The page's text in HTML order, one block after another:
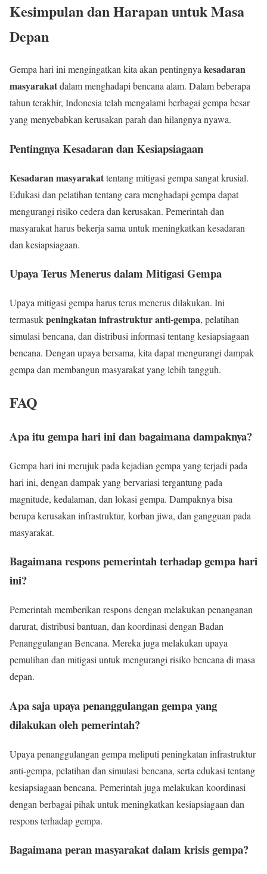
Kesimpulan dan Harapan untuk Masa
Depan
Gempa hari ini mengingatkan kita akan pentingnyakesadaran
masyarakatdalam menghadapi bencana alam. Dalam beberapa
tahun terakhir, Indonesia telah mengalami berbagai gempa besar
yang menyebabkan kerusakan parah dan hilangnya nyawa.
Pentingnya Kesadaran dan Kesiapsiagaan
Kesadaran masyarakattentang mitigasi gempa sangat krusial.
Edukasi dan pelatihan tentang cara menghadapi gempa dapat
mengurangi risiko cedera dan kerusakan. Pemerintah dan
masyarakat harus bekerja sama untuk meningkatkan kesadaran
dan kesiapsiagaan.
Upaya Terus Menerus dalam Mitigasi Gempa
Upaya mitigasi gempa harus terus menerus dilakukan. Ini
termasukpeningkatan infrastruktur anti-gempa, pelatihan
simulasi bencana, dan distribusi informasi tentang kesiapsiagaan
bencana. Dengan upaya bersama, kita dapat mengurangi dampak
gempa dan membangun masyarakat yang lebih tangguh.
FAQ
Apa itu gempa hari ini dan bagaimana dampaknya?
Gempa hari ini merujuk pada kejadian gempa yang terjadi pada
hari ini, dengan dampak yang bervariasi tergantung pada
magnitude, kedalaman, dan lokasi gempa. Dampaknya bisa
berupa kerusakan infrastruktur, korban jiwa, dan gangguan pada
masyarakat.
Bagaimana respons pemerintah terhadap gempa hari
ini?
Pemerintah memberikan respons dengan melakukan penanganan
darurat, distribusi bantuan, dan koordinasi dengan Badan
Penanggulangan Bencana. Mereka juga melakukan upaya
pemulihan dan mitigasi untuk mengurangi risiko bencana di masa
depan.
Apa saja upaya penanggulangan gempa yang
dilakukan oleh pemerintah?
Upaya penanggulangan gempa meliputi peningkatan infrastruktur
anti-gempa, pelatihan dan simulasi bencana, serta edukasi tentang
kesiapsiagaan bencana. Pemerintah juga melakukan koordinasi
dengan berbagai pihak untuk meningkatkan kesiapsiagaan dan
respons terhadap gempa.
Bagaimana peran masyarakat dalam krisis gempa?